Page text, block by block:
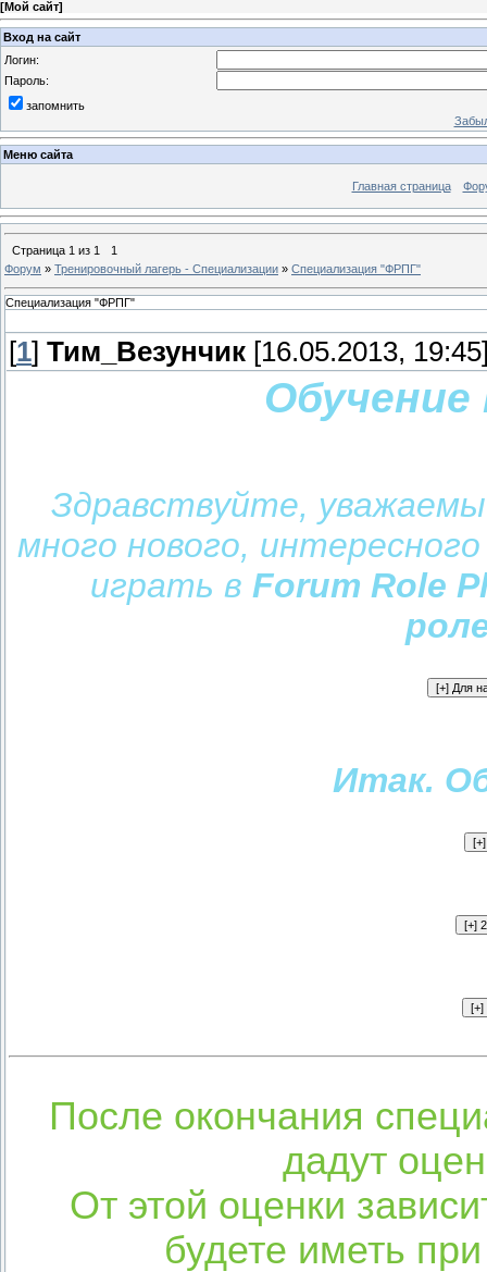
[Мой сайт]
Вход на сайт
Логин:
Пароль:
запомнить
Меню сайта
Главная страница
Страница 1 из 1
1
Форум » Тренировочный лагерь - Специализации » Специализация "ФРПГ"
Специализация "ФРПГ"
[1] Тим_Везунчик [16.05.2013,
Здравствуйте,
много нового,
играть в Forum Role
Итак.
После окончания
дадут
От этой оценки
будете иметь